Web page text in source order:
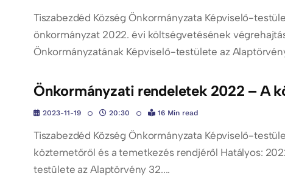
Tiszabezdéd Község Önkormányzata Képviselő-
önkormányzat 2022. évi költségvetésének
Önkormányzatának Képviselő-testülete az
Önkormányzati rendeletek 2022 – A
2023-11-19 20:30 16 Min read
Tiszabezdéd Község Önkormányzata Képviselő-
köztemetőről és a temetkezés rendjéről Hatályos:
testülete az Alaptörvény 32....